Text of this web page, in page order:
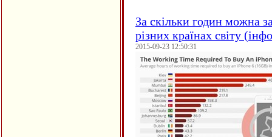
За скільки годин можна
різних країнах світу
2015-09-23 12:50:31